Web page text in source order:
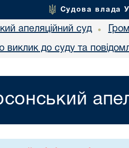
Судова влада
апеляційний суд •
до суду та